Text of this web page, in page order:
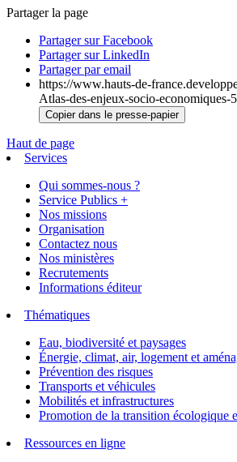
Partager la page
Partager sur Facebook
Partager sur LinkedIn
Partager par email
https://www.hauts-de-
Atlas-des-enjeux-socio-economiques-
Copier dans le presse-papier
Haut de page
Services
Qui sommes-nous ?
Service Publics +
Nos missions
Organisation
Contactez nous
Nos ministères
Recrutements
Informations éditeur
Thématiques
Eau, biodiversité et paysages
Énergie, climat, air, logement et
Prévention des risques
Transports et véhicules
Mobilités et infrastructures
Promotion de la transition écologique
Ressources en ligne